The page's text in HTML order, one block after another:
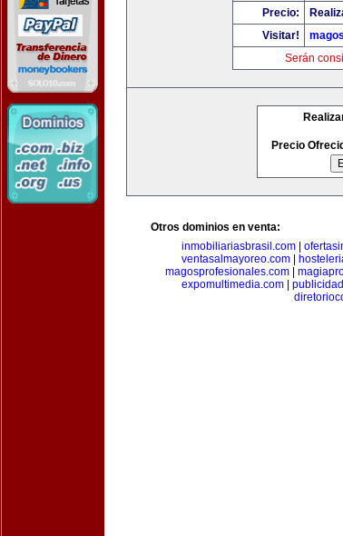
Precio:
Visitar!
Serán
Precio
Otros dominios en venta:
inmobiliariasbrasil.com
ventasalmayoreo.com
magosprofesionales.com
expomultimedia.com